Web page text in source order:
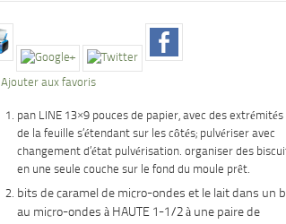
Ajouter aux favoris
pan LINE 13×9 pouces de papier, avec des extrémités
de la feuille s’étendant sur ​​les côtés; pulvériser avec
changement d’état pulvérisation. organiser des
en une seule couche sur le fond du moule prêt.
bits de caramel de micro-ondes et le lait dans un
au micro-ondes à HAUTE 1-1/2 à une paire de